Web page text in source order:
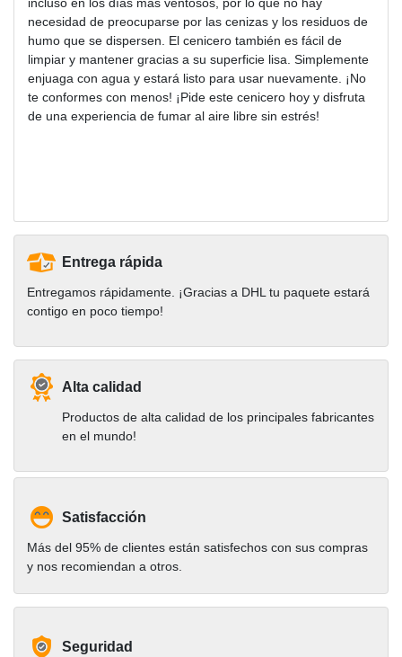
necesidad de preocuparse por las cenizas y los residuos de
humo que se dispersen. El cenicero también es fácil de
limpiar y mantener gracias a su superficie lisa. Simplemente
enjuaga con agua y estará listo para usar nuevamente. ¡No
te conformes con menos! ¡Pide este cenicero hoy y disfruta
de una experiencia de fumar al aire libre sin estrés!
Entrega rápida
Entregamos rápidamente. ¡Gracias a DHL tu paquete estará
contigo en poco tiempo!
Alta calidad
Productos de alta calidad de los principales fabricantes
en el mundo!
Satisfacción
Más del 95% de clientes están satisfechos con sus compras
y nos recomiendan a otros.
Seguridad